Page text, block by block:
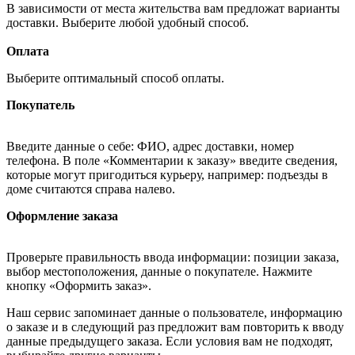
В зависимости от места жительства вам предложат варианты
доставки. Выберите любой удобный способ.
Оплата
Выберите оптимальный способ оплаты.
Покупатель
Введите данные о себе: ФИО, адрес доставки, номер
телефона. В поле «Комментарии к заказу» введите сведения,
которые могут пригодиться курьеру, например: подъезды в
доме считаются справа налево.
Оформление заказа
Проверьте правильность ввода информации: позиции заказа,
выбор местоположения, данные о покупателе. Нажмите
кнопку «Оформить заказ».
Наш сервис запоминает данные о пользователе, информацию
о заказе и в следующий раз предложит вам повторить к вводу
данные предыдущего заказа. Если условия вам не подходят,